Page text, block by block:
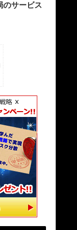
サービス